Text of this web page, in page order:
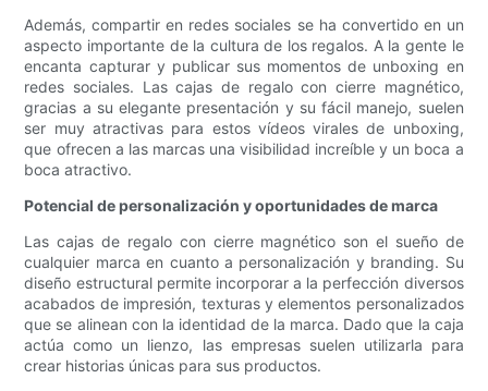
Además, compartir en redes sociales se ha convertido en un
aspecto importante de la cultura de los regalos. A la gente le
encanta capturar y publicar sus momentos de unboxing en
redes sociales. Las cajas de regalo con cierre magnético,
gracias a su elegante presentación y su fácil manejo, suelen
ser muy atractivas para estos vídeos virales de unboxing,
que ofrecen a las marcas una visibilidad increíble y un boca a
boca atractivo.
Potencial de personalización y oportunidades de marca
Las cajas de regalo con cierre magnético son el sueño de
cualquier marca en cuanto a personalización y branding. Su
diseño estructural permite incorporar a la perfección diversos
acabados de impresión, texturas y elementos personalizados
que se alinean con la identidad de la marca. Dado que la caja
actúa como un lienzo, las empresas suelen utilizarla para
crear historias únicas para sus productos.